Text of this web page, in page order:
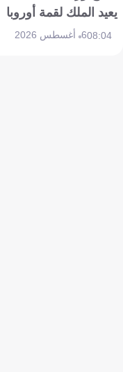
يعيد الملك لقمة أوروبا
08:046 أغسطس 2026